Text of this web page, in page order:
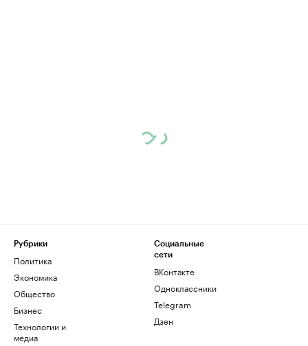
Рубрики
Политика
Экономика
Общество
Бизнес
Технологии и
медиа
Социальные
сети
ВКонтакте
Одноклассники
Telegram
Дзен